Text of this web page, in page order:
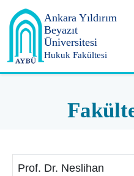
Ankara Yıldırım
Beyazıt
Üniversitesi
Hukuk Fakültesi
Prof. Dr. Neslihan